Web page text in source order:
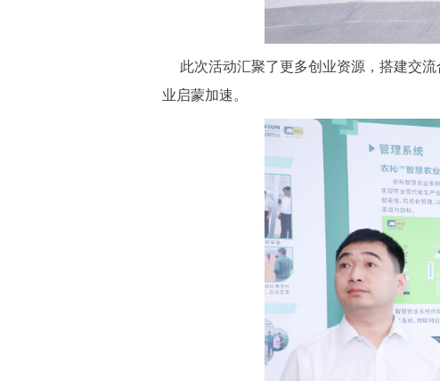
此次活动汇聚了更多创业资源，搭建交流
业启蒙加速。